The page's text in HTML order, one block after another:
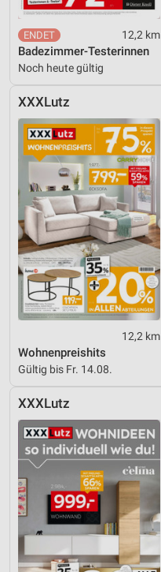
12,2 km
Badezimmer-Testerinnen
Noch heute gültig
XXXLutz
12,2 km
Wohnenpreishits
Gültig bis Fr. 14.08.
XXXLutz
Funktional
Werbung